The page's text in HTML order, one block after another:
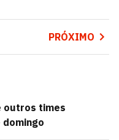
PRÓXIMO
outros times